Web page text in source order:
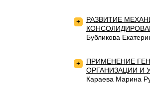
+
РАЗВИТИЕ
Бубликова
+
ПРИМЕНЕНИЕ
ОРГАНИЗАЦИИ И
Караева Марина